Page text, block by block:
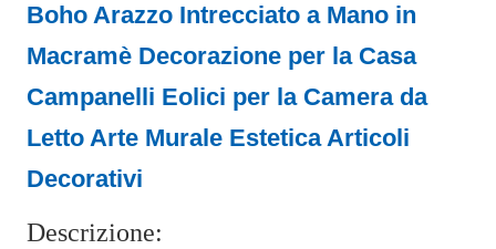
Boho Arazzo Intrecciato a Mano in
Macramè Decorazione per la Casa
Campanelli Eolici per la Camera da
Letto Arte Murale Estetica Articoli
Decorativi
Descrizione: